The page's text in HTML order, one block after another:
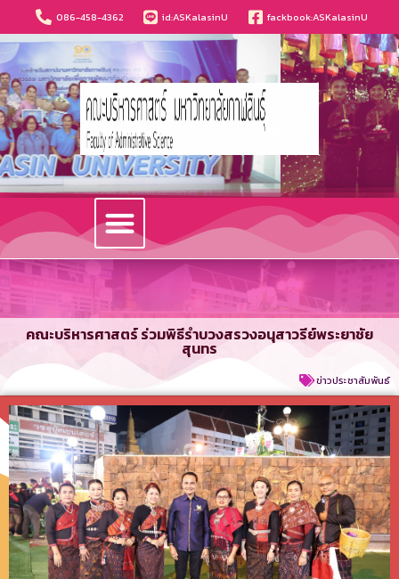
086-458-4362 id:ASKalasinU fackbook:ASKalasinU
คณะบริหารศาสตร์ ร่วมพิธีรำบวงสรวงอนุสาวรีย์พระยาชัย
สุนทร
ข่าวประชาสัมพันธ์